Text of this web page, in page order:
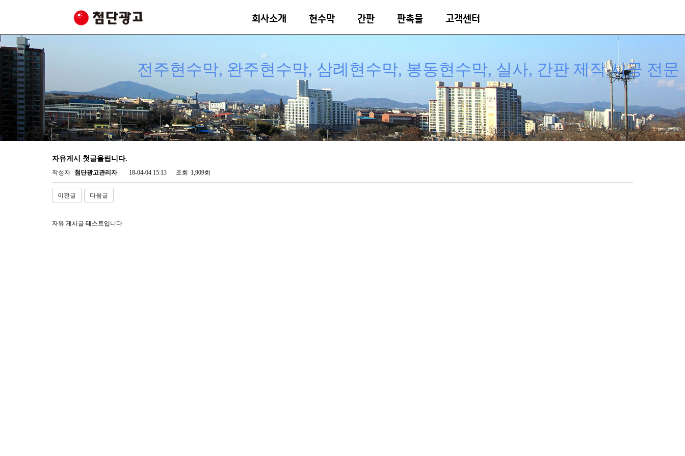
회사소개 현수막 간판 판촉물 고객센터
전주현수막, 완주현수막, 삼례현수막, 봉동현수막, 실사, 간판 제작 시공 전문
자유게시 첫글올립니다.
작성자 첨단광고관리자 18-04-04 15:13 조회 1,909회
이전글 다음글
자유 게시글 테스트입니다.